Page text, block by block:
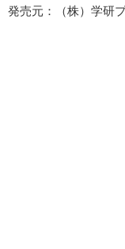
発売元：（株）学研